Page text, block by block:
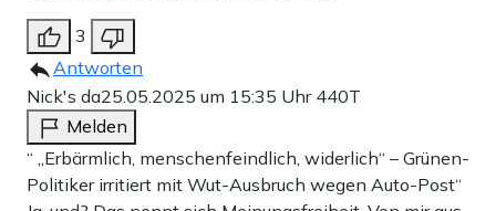
3
Antworten
Nick's da25.05.2025 um 15:35 Uhr 440T
Melden
“ „Erbärmlich, menschenfeindlich, widerlich“ – Grünen-
Politiker irritiert mit Wut-Ausbruch wegen Auto-Post“